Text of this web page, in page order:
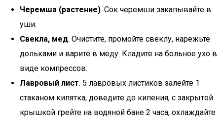
Черемша (растение). Сок черемши закапывайте в
уши.
Свекла, мед. Очистите, промойте свеклу, нарежьте
дольками и варите в меду. Кладите на больное ухо в
виде компрессов.
Лавровый лист. 5 лавровых листиков залейте 1
стаканом кипятка, доведите до кипения, с закрытой
крышкой грейте на водяной бане 2 часа, охлаждайте